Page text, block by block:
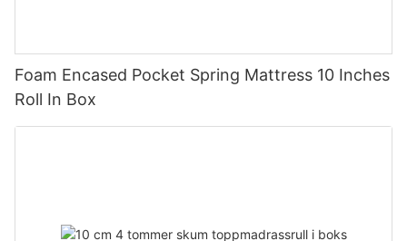
Foam Encased Pocket Spring Mattress 10 Inches
Roll In Box